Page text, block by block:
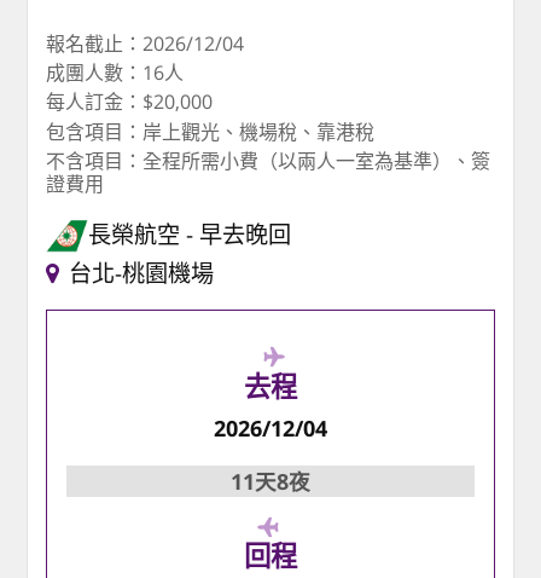
報名截止：2026/12/04
成團人數：16人
每人訂金：$20,000
包含項目：岸上觀光、機場稅、靠港稅
不含項目：全程所需小費（以兩人一室為基準）、簽
證費用
長榮航空
早去晚回
台北-桃園機場
去程
2026/12/04
11天8夜
回程